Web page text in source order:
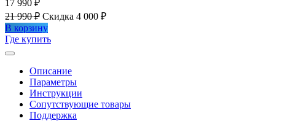
17 990 ₽
21 990 ₽ Скидка 4 000 ₽
В корзину
Где купить
Описание
Параметры
Инструкции
Сопутствующие товары
Поддержка